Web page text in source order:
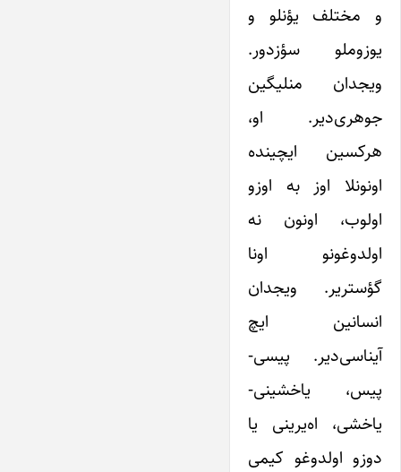
و مختلف یؤنلو و
یوزوملو سؤزدور.
ویجدان منلیگین
جوهری‌دیر. او،
هرکسین ایچینده
اونونلا اوز به اوزو
اولوب، اونون نه
اولدوغونو اونا
گؤستریر. ویجدان
انسانین ایچ
آیناسی‌دیر. پیسی-
پیس، یاخشینی-
یاخشی، اه‌یرینی یا
دوزو اولدوغو کیمی